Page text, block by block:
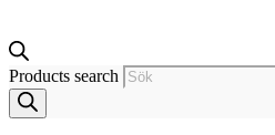
Products search